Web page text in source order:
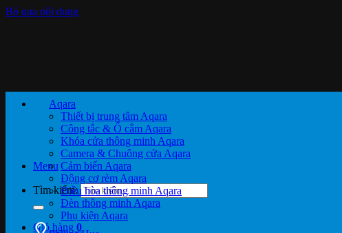
Bỏ qua nội dung
Menu
Tìm kiếm:
Giỏ hàng 0
Aqara
Thiết bị trung tâm Aqara
Công tắc & Ổ cắm Aqara
Khóa cửa thông minh Aqara
Camera & Chuông cửa Aqara
Cảm biến Aqara
Động cơ rèm Aqara
Điều hòa thông minh Aqara
Đèn thông minh Aqara
Phụ kiện Aqara